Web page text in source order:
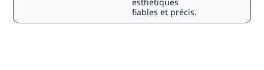
fiables et précis.